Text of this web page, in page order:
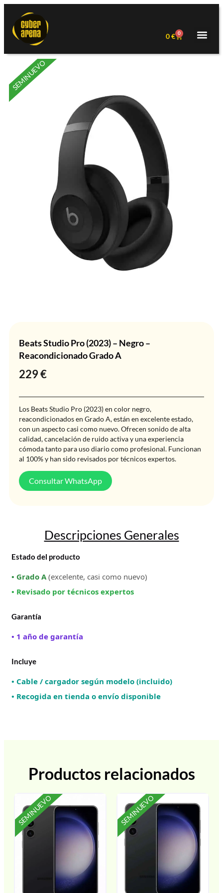
0€ 0
SEMINUEVO
Beats Studio Pro (2023) – Negro –
Reacondicionado Grado A
229€
Los Beats Studio Pro (2023) en color negro,
reacondicionados en Grado A, están en excelente estado,
con un aspecto casi como nuevo. Ofrecen sonido de alta
calidad, cancelación de ruido activa y una experiencia
cómoda tanto para uso diario como profesional. Funcionan
al 100% y han sido revisados por técnicos expertos.
Consultar WhatsApp
Descripciones Generales
Estado del producto
• Grado A (excelente, casi como nuevo)
• Revisado por técnicos expertos
Garantía
• 1 año de garantía
Incluye
• Cable / cargador según modelo (incluido)
• Recogida en tienda o envío disponible
Productos relacionados
SEMINUEVO SEMINUEVO